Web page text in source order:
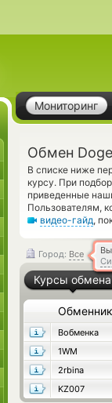
Мониторинг
Обмен
В списке ниже
курсу. При
приведенные
Пользователям,
видео-гайд,
Город: Все
Курсы обмена
Обменник
Вобменка
1WM
2rbina
KZ007